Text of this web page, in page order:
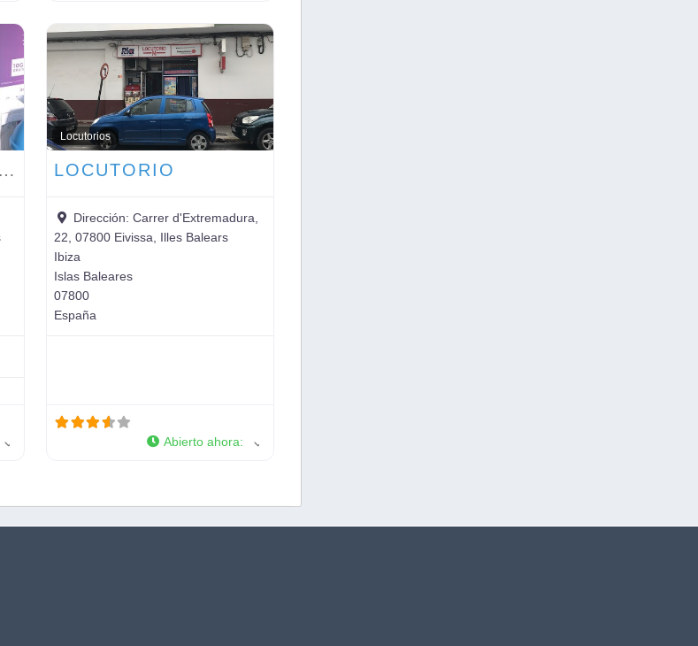
LOCUTORIO TAIF TELECON
Locutorios
LOCUTORIO
Dirección: Carrer d'Extremadura,
22, 07800 Eivissa, Illes Balears
Ibiza
Islas Baleares
07800
España
Abierto ahora: